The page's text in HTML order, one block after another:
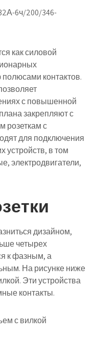
6ч/200/346-
как силовой
контактов.
с повышенной
закрепляют с
розеткам с
для подключения
устройств, в том
электродвигатели,
дизайном,
четырех
к фазным, а
На рисунке ниже
Эти устройства
контакты.